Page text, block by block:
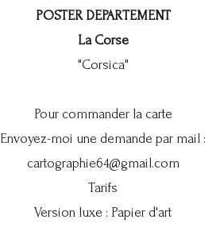
POSTER DEPARTEMENT
La Corse
"Corsica"
Pour commander la carte
Envoyez-moi une demande par mail :
cartographie64@gmail.com
Tarifs
Version luxe : Papier d'art